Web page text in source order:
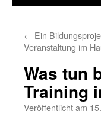
← Ein
Veranstaltung im
Was tun
Training
Veröffentlicht am